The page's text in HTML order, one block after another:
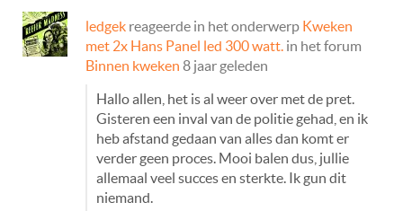
ledgek reageerde in het onderwerp Kweken
met 2x Hans Panel led 300 watt. in het forum
Binnen kweken 8 jaar geleden
Hallo allen, het is al weer over met de pret.
Gisteren een inval van de politie gehad, en ik
heb afstand gedaan van alles dan komt er
verder geen proces. Mooi balen dus, jullie
allemaal veel succes en sterkte. Ik gun dit
niemand.